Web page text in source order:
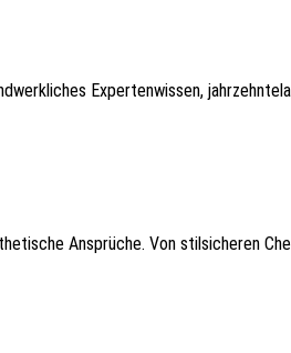
Expertenwissen,
Ansprüche. Von stilsicheren